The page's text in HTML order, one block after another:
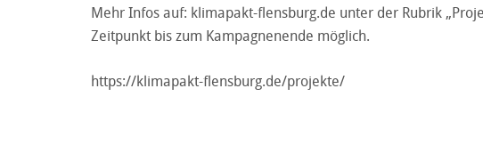
Mehr Infos auf: klimapakt-flensburg.de unter der Rubrik
Zeitpunkt bis zum Kampagnenende möglich.
https://klimapakt-flensburg.de/projekte/